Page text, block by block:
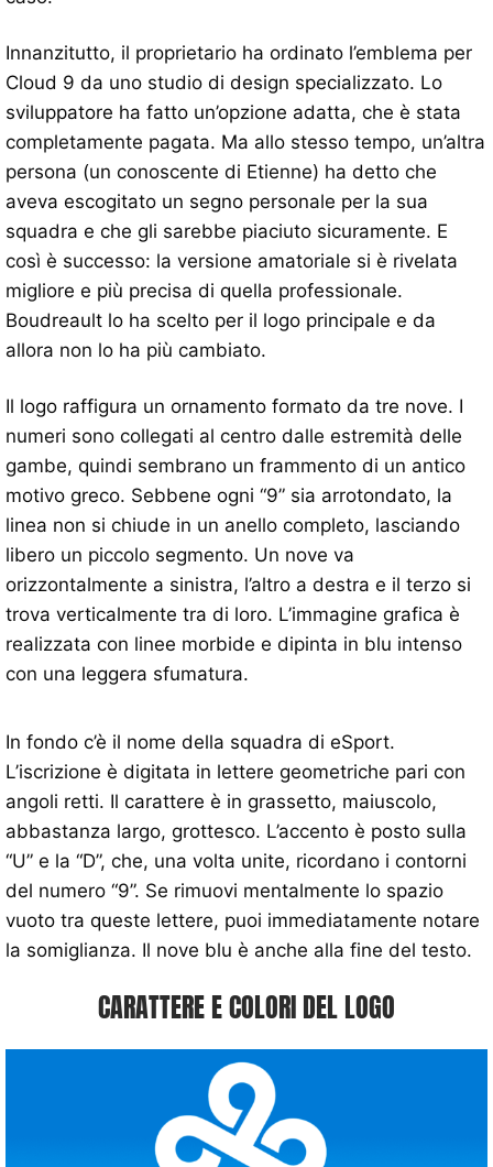
Innanzitutto, il proprietario ha ordinato l’emblema per
Cloud 9 da uno studio di design specializzato. Lo
sviluppatore ha fatto un’opzione adatta, che è stata
completamente pagata. Ma allo stesso tempo, un’altra
persona (un conoscente di Etienne) ha detto che
aveva escogitato un segno personale per la sua
squadra e che gli sarebbe piaciuto sicuramente. E
così è successo: la versione amatoriale si è rivelata
migliore e più precisa di quella professionale.
Boudreault lo ha scelto per il logo principale e da
allora non lo ha più cambiato.
Il logo raffigura un ornamento formato da tre nove. I
numeri sono collegati al centro dalle estremità delle
gambe, quindi sembrano un frammento di un antico
motivo greco. Sebbene ogni “9” sia arrotondato, la
linea non si chiude in un anello completo, lasciando
libero un piccolo segmento. Un nove va
orizzontalmente a sinistra, l’altro a destra e il terzo si
trova verticalmente tra di loro. L’immagine grafica è
realizzata con linee morbide e dipinta in blu intenso
con una leggera sfumatura.
In fondo c’è il nome della squadra di eSport.
L’iscrizione è digitata in lettere geometriche pari con
angoli retti. Il carattere è in grassetto, maiuscolo,
abbastanza largo, grottesco. L’accento è posto sulla
“U” e la “D”, che, una volta unite, ricordano i contorni
del numero “9”. Se rimuovi mentalmente lo spazio
vuoto tra queste lettere, puoi immediatamente notare
la somiglianza. Il nove blu è anche alla fine del testo.
CARATTERE E COLORI DEL LOGO